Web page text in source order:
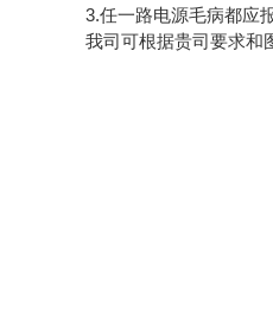
3.任一路电源毛病都应
我司可根据贵司要求和